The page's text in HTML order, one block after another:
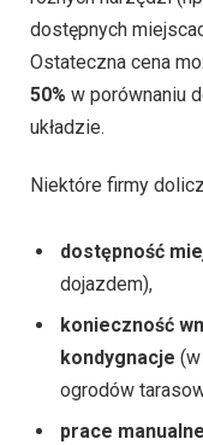
dostępnych
Ostateczna cena
50% w porównaniu
układzie.
Niektóre firmy
dostępność
dojazdem),
konieczność
kondygnacje
ogrodów
prace